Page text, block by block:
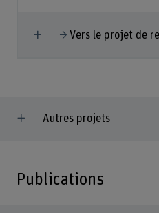
Afficher plus
Vers le projet de
Autres projets
Publications